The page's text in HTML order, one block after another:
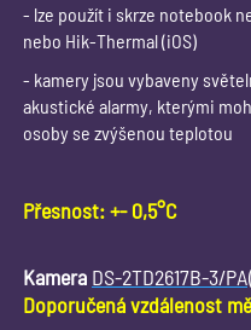
- lze použít i skrze notebook
nebo Hik-Thermal (iOS)
- kamery jsou vybaveny
akustické alarmy, kterými
osoby se zvýšenou teplotou
Přesnost: +- 0,5°C
Kamera DS-2TD2617B-3/
Doporučená vzdálenost